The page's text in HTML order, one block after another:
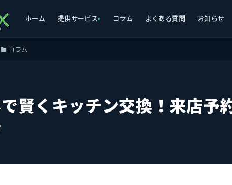
ホーム 提供サービス コラム よくある質問 お知らせ
コラム
賢くキッチン交換！来店予